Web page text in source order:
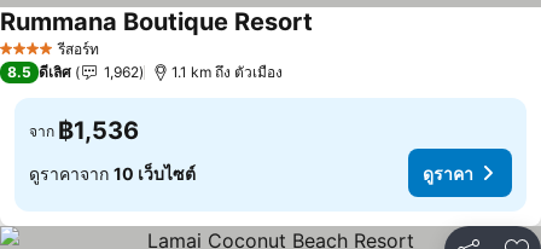
4 ดาว รีสอร์ท
Rummana Boutique Resort
8.5 ดีเลิศ 1,962 1.1 km ถึง ตัวเมือง
จาก ฿1,536
ดูราคาจาก 10 เว็บไซต์ ดูราคา